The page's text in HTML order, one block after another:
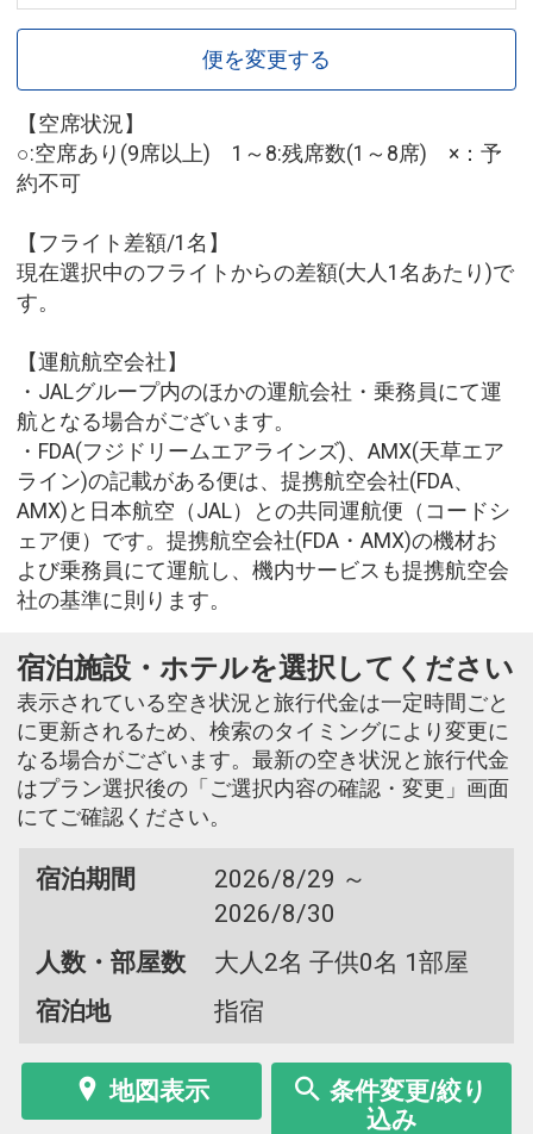
便を変更する
【空席状況】
○:空席あり(9席以上) 1～8:残席数(1～8席) ×：予
約不可
【フライト差額/1名】
現在選択中のフライトからの差額(大人1名あたり)で
す。
【運航航空会社】
・JALグループ内のほかの運航会社・乗務員にて運
航となる場合がございます。
・FDA(フジドリームエアラインズ)、AMX(天草エア
ライン)の記載がある便は、提携航空会社(FDA、
AMX)と日本航空（JAL）との共同運航便（コードシ
ェア便）です。提携航空会社(FDA・AMX)の機材お
よび乗務員にて運航し、機内サービスも提携航空会
社の基準に則ります。
宿泊施設・ホテルを選択してください
表示されている空き状況と旅行代金は一定時間ごと
に更新されるため、検索のタイミングにより変更に
なる場合がございます。最新の空き状況と旅行代金
はプラン選択後の「ご選択内容の確認・変更」画面
にてご確認ください。
宿泊期間
2026/8/29 ～
2026/8/30
人数・部屋数
大人2名 子供0名 1部屋
宿泊地
指宿
地図表示
条件変更/絞り
込み